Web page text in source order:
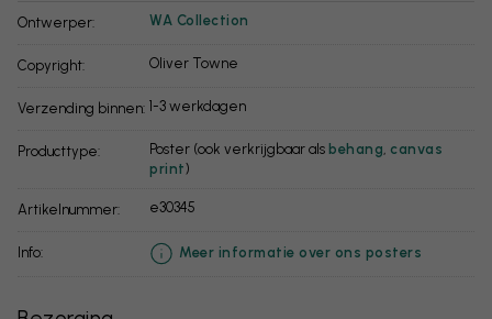
Ontwerper: WA Collection
Copyright: Oliver Towne
Verzending binnen: 1-3 werkdagen
Producttype: Poster (ook verkrijgbaar als behang, canvas
print)
Artikelnummer: e30345
info: Meer informatie over ons posters